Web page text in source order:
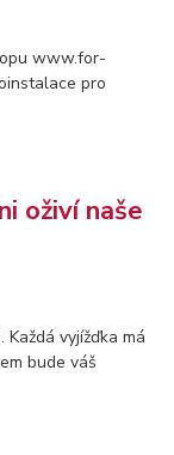
www.for-
pro
oživí naše
vyjížďka má
bude váš